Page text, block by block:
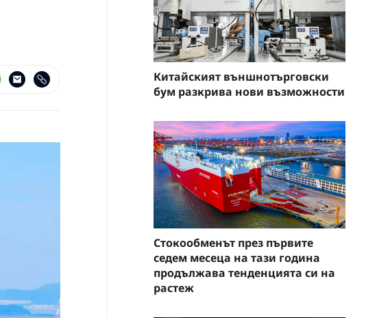
Китайският външнотърговски
бум разкрива нови възможности
Стокообменът през първите
седем месеца на тази година
продължава тенденцията си на
растеж